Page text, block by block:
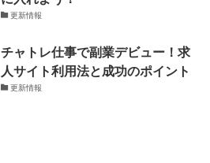
更新情報
チャトレ仕事で副業デビュー！求
人サイト利用法と成功のポイント
更新情報